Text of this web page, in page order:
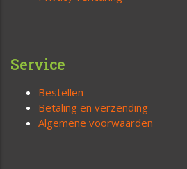
Service
Bestellen
Betaling en verzending
Algemene voorwaarden